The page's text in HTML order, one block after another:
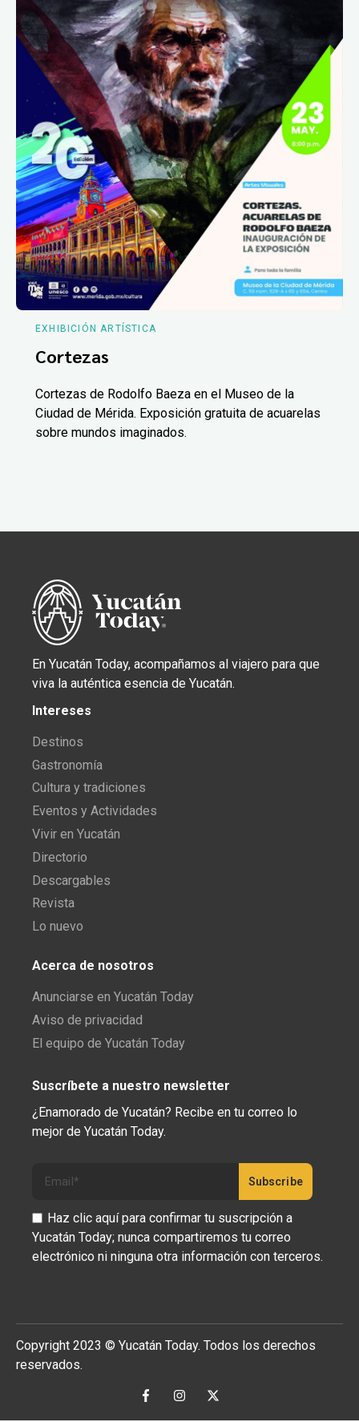
EXHIBICIÓN ARTÍSTICA
Cortezas
Cortezas de Rodolfo Baeza en el Museo de la
Ciudad de Mérida. Exposición gratuita de acuarelas
sobre mundos imaginados.
En Yucatán Today, acompañamos al viajero para que
viva la auténtica esencia de Yucatán.
Intereses
Destinos
Gastronomía
Cultura y tradiciones
Eventos y Actividades
Vivir en Yucatán
Directorio
Descargables
Revista
Lo nuevo
Acerca de nosotros
Anunciarse en Yucatán Today
Aviso de privacidad
El equipo de Yucatán Today
Suscríbete a nuestro newsletter
¿Enamorado de Yucatán? Recibe en tu correo lo
mejor de Yucatán Today.
Haz clic aquí para confirmar tu suscripción a
Yucatán Today; nunca compartiremos tu correo
electrónico ni ninguna otra información con terceros.
Copyright 2023 © Yucatán Today. Todos los derechos
reservados.